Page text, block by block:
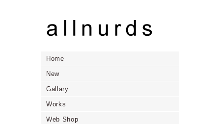
Home
New
Gallary
Works
Web Shop